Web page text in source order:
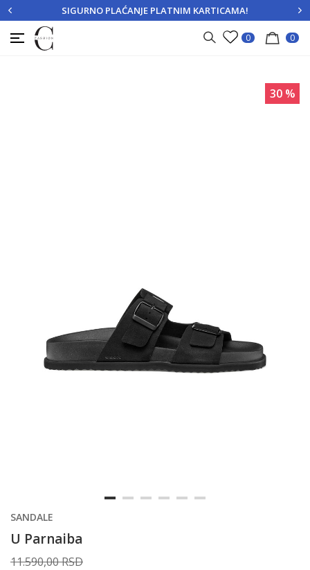
PRIJAVITE SE REGISTRUJTE SE
SIGURNO PLAĆANJE PLATNIM KARTICAMA!
0 0
30 %
SANDALE
U Parnaiba
11.590,00RSD